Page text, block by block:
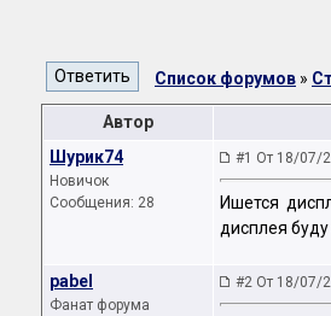
Список форумов »
Автор
Шурик74
Новичок
Сообщения: 28
#1 От 18/07/
Ишется
дисплея
pabel
Фанат форума
#2 От 18/07/